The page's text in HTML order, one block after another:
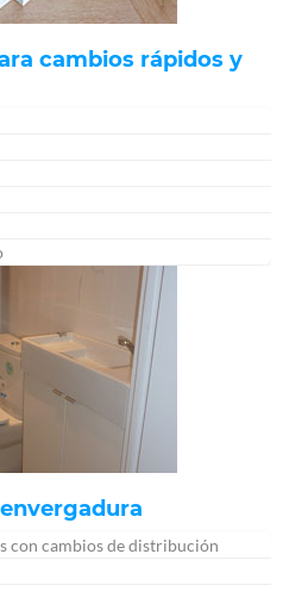
cambios rápidos y
con cambios de distribución